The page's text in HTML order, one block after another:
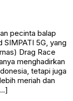
pecinta balap
SIMPATI 5G, yang
Drag Race
menghadirkan
tetapi juga
meriah dan